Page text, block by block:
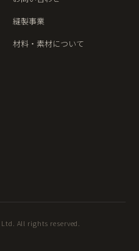
縫製事業
材料・素材について
All rights reserved.